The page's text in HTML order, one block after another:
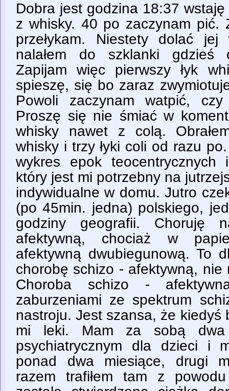
Dobra jest godzina 18:37
z whisky. 40 po zaczynam pić.
przełykam. Niestety dolać
nalałem do szklanki gdzieś
Zapijam więc pierwszy łyk
spieszę, się bo zaraz
Powoli zaczynam watpić,
Proszę się nie śmiać w
whisky nawet z colą.
whisky i trzy łyki coli od razu
wykres epok teocentrycznych
który jest mi potrzebny na
indywidualne w domu. Jutro
(po 45min. jedna) polskiego,
godziny geografii. Choruję
afektywną, chociaż w
afektywną dwubiegunową. To
chorobę schizo - afektywną, nie
Choroba schizo -
zaburzeniami ze spektrum
nastroju. Jest szansa, że kiedyś
mi leki. Mam za sobą dwa
psychiatrycznym dla dzieci i
ponad dwa miesiące, drugi
razem trafiłem tam z